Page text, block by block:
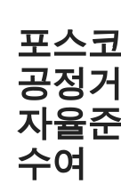
포스
공정
자율
수여